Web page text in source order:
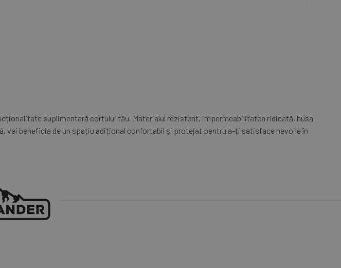
suplimentară cortului tău. Materialul rezistent, impermeabilitatea ridicată, husa
vei beneficia de un spațiu adițional confortabil și protejat pentru a-ți satisface nevoile în